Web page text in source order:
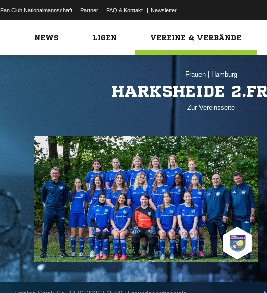
Fan Club Nationalmannschaft | Partner | FAQ & Kontakt | Newsletter
NEWS LIGEN VEREINE & VERBÄNDE
Frauen Hamburg
HARKSHEIDE
Zur Vereinsseite